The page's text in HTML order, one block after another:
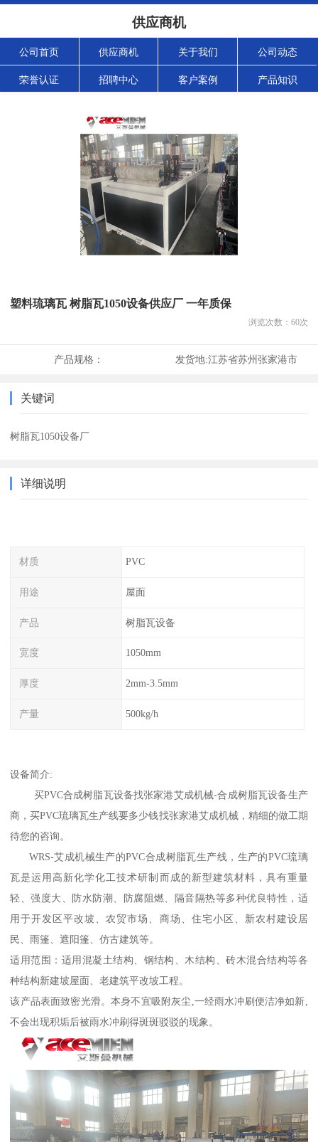
供应商机
公司首页 供应商机 关于我们 公司动态
荣誉认证 招聘中心 客户案例 产品知识
塑料琉璃瓦 树脂瓦1050设备供应厂 一年质保
浏览次数： 60次
产品规格： 发货地:江苏省苏州张家港市
关键词
树脂瓦1050设备厂
详细说明
材质 PVC
用途 屋面
产品 树脂瓦设备
宽度 1050mm
厚度 2mm-3.5mm
产量 500kg/h
设备简介:
买PVC合成树脂瓦设备找张家港艾成机械-合成树脂瓦设备生产
商，买PVC琉璃瓦生产线要多少钱找张家港艾成机械，精细的做工期
待您的咨询。
WRS-艾成机械生产的PVC合成树脂瓦生产线，生产的PVC琉璃
瓦是运用高新化学化工技术研制而成的新型建筑材料，具有重量
轻、强度大、防水防潮、防腐阻燃、隔音隔热等多种优良特性，适
用于开发区平改坡、农贸市场、商场、住宅小区、新农村建设居
民、雨篷、遮阳篷、仿古建筑等。
适用范围：适用混凝土结构、钢结构、木结构、砖木混合结构等各
种结构新建坡屋面、老建筑平改坡工程。
该产品表面致密光滑。本身不宜吸附灰尘,一经雨水冲刷便洁净如新,
不会出现积垢后被雨水冲刷得斑斑驳驳的现象。